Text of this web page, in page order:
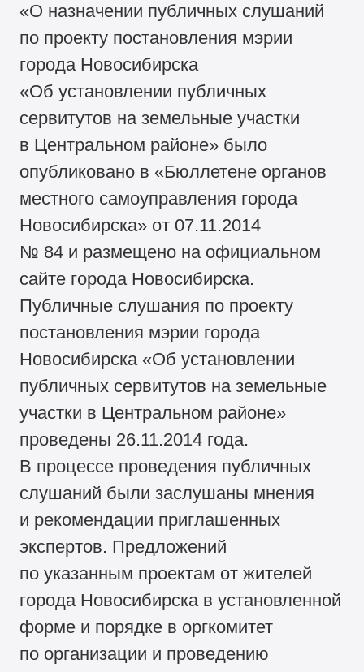
«О назначении публичных слушаний
по проекту постановления мэрии
города Новосибирска
«Об установлении публичных
сервитутов на земельные участки
в Центральном районе» было
опубликовано в «Бюллетене органов
местного самоуправления города
Новосибирска» от 07.11.2014
№ 84 и размещено на официальном
сайте города Новосибирска.
Публичные слушания по проекту
постановления мэрии города
Новосибирска «Об установлении
публичных сервитутов на земельные
участки в Центральном районе»
проведены 26.11.2014 года.
В процессе проведения публичных
слушаний были заслушаны мнения
и рекомендации приглашенных
экспертов. Предложений
по указанным проектам от жителей
города Новосибирска в установленной
форме и порядке в оргкомитет
по организации и проведению